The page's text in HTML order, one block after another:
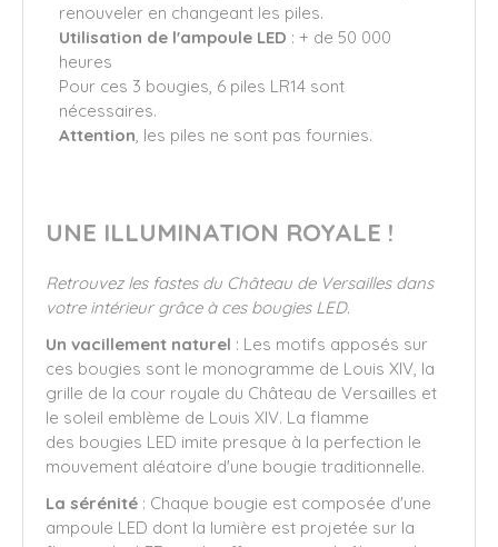
renouveler en changeant les piles.
Utilisation de l'ampoule LED : + de 50 000
heures
Pour ces 3 bougies, 6 piles LR14 sont
nécessaires.
Attention, les piles ne sont pas fournies.
UNE ILLUMINATION ROYALE !
Retrouvez les fastes du Château de Versailles dans
votre intérieur grâce à ces bougies LED.
Un vacillement naturel : Les motifs apposés sur
ces bougies sont le monogramme de Louis XIV, la
grille de la cour royale du Château de Versailles et
le soleil emblème de Louis XIV. La flamme
des bougies LED imite presque à la perfection le
mouvement aléatoire d'une bougie traditionnelle.
La sérénité : Chaque bougie est composée d'une
ampoule LED dont la lumière est projetée sur la